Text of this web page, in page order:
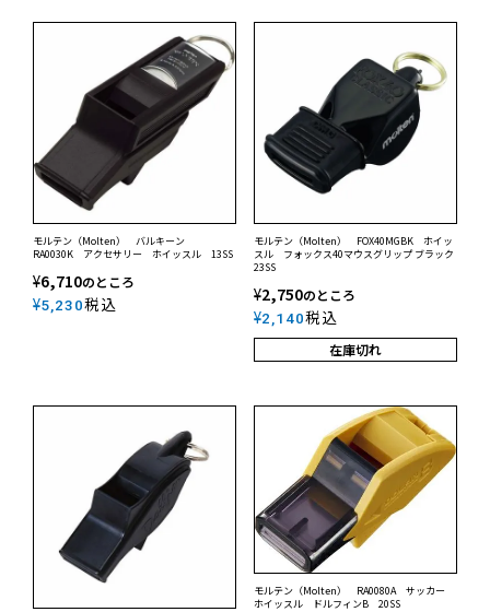
モルテン（Molten） バルキーン
RA0030K アクセサリー ホイッスル 13SS
¥6,710のところ
¥5,230税込
モルテン（Molten） FOX40MGBK ホイッ
スル フォックス40マウスグリップ ブラック
23SS
¥2,750のところ
¥2,140税込
在庫切れ
モルテン（Molten） RA0080A サッカー
ホイッスル ドルフィンB 20SS